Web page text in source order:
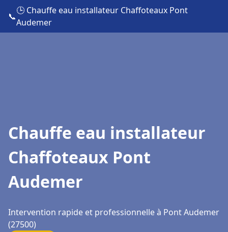
📞
🕒 Chauffe eau installateur Chaffoteaux Pont
Audemer
Chauffe eau installateur
Chaffoteaux Pont
Audemer
Intervention rapide et professionnelle à Pont Audemer
(27500)